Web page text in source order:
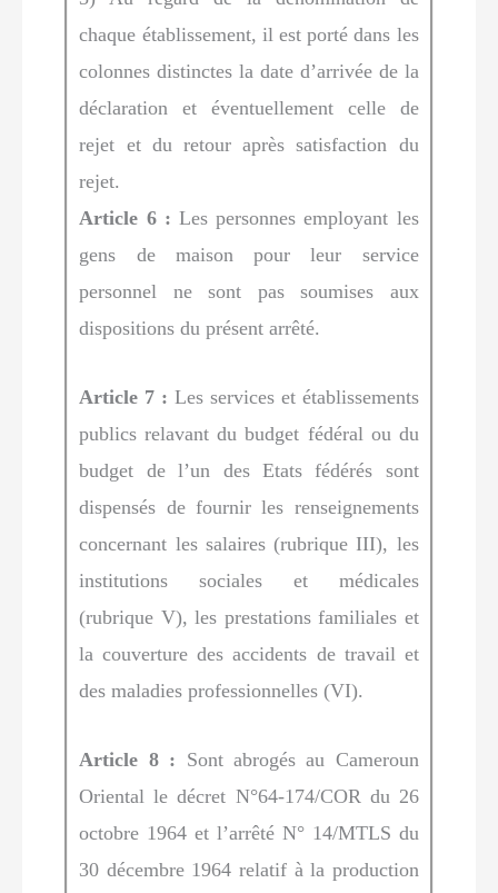
chaque établissement, il est porté dans les
colonnes distinctes la date d’arrivée de la
déclaration et éventuellement celle de
rejet et du retour après satisfaction du
rejet.
Article 6 : Les personnes employant les
gens de maison pour leur service
personnel ne sont pas soumises aux
dispositions du présent arrêté.
Article 7 : Les services et établissements
publics relavant du budget fédéral ou du
budget de l’un des Etats fédérés sont
dispensés de fournir les renseignements
concernant les salaires (rubrique III), les
institutions sociales et médicales
(rubrique V), les prestations familiales et
la couverture des accidents de travail et
des maladies professionnelles (VI).
Article 8 : Sont abrogés au Cameroun
Oriental le décret N°64-174/COR du 26
octobre 1964 et l’arrêté N° 14/MTLS du
30 décembre 1964 relatif à la production